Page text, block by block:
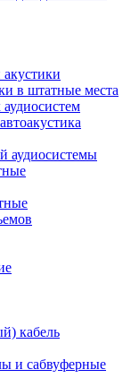
в штатные места
аудиосистемы
кабель
и сабвуферные